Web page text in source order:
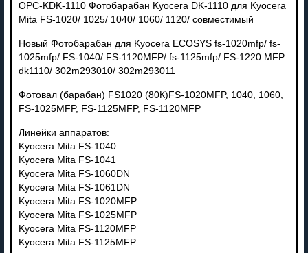
OPC-KDK-1110 Фотобарабан Kyocera DK-1110 для Kyocera
Mita FS-1020/ 1025/ 1040/ 1060/ 1120/ совместимый
Новый Фотобарабан для Kyocera ECOSYS fs-1020mfp/ fs-
1025mfp/ FS-1040/ FS-1120MFP/ fs-1125mfp/ FS-1220 MFP
dk1110/ 302m293010/ 302m293011
Фотовал (барабан) FS1020 (80К)FS-1020MFP, 1040, 1060,
FS-1025MFP, FS-1125MFP, FS-1120MFP
Линейки аппаратов:
Kyocera Mita FS-1040
Kyocera Mita FS-1041
Kyocera Mita FS-1060DN
Kyocera Mita FS-1061DN
Kyocera Mita FS-1020MFP
Kyocera Mita FS-1025MFP
Kyocera Mita FS-1120MFP
Kyocera Mita FS-1125MFP